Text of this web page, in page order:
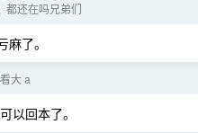
都还在吗兄弟们
了。
大 a
以回本了。